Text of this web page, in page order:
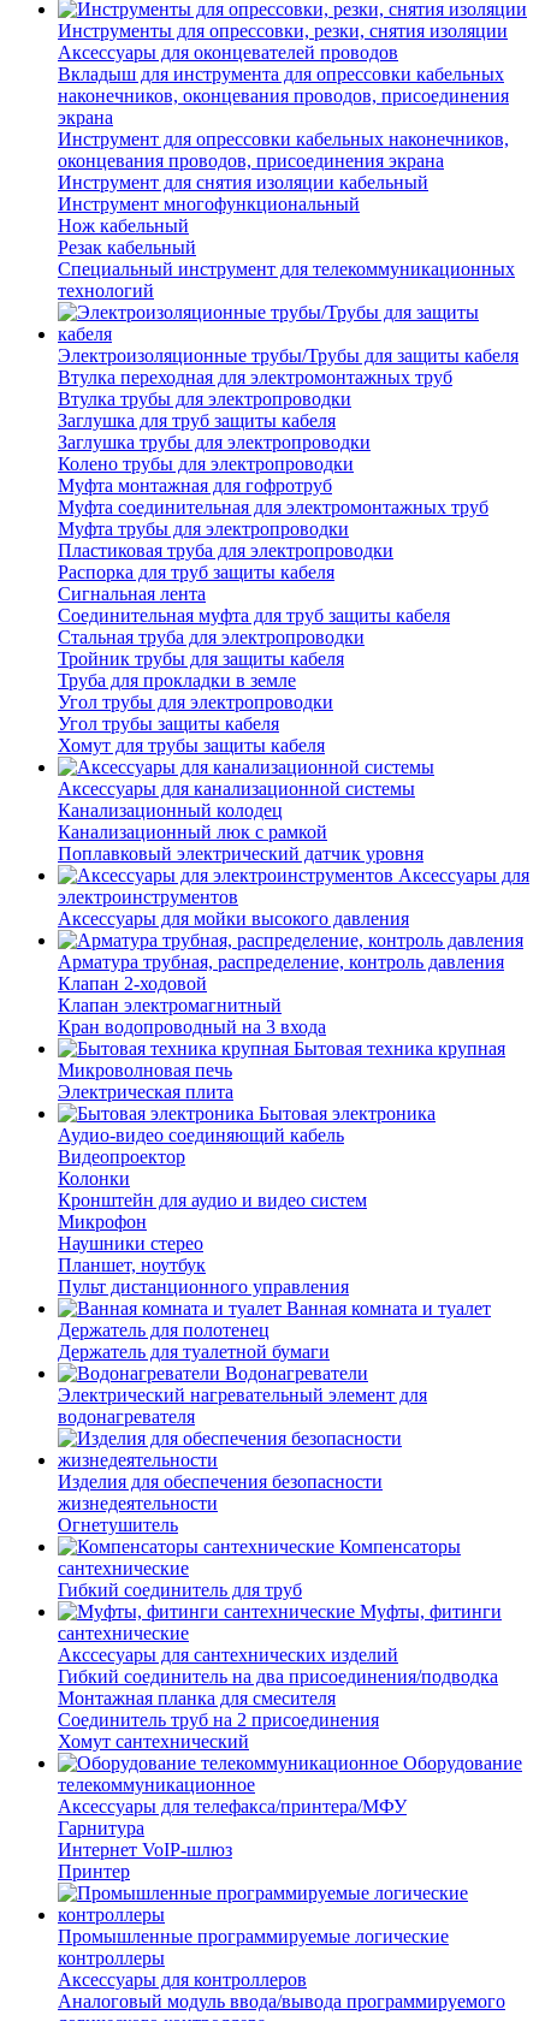
Инструменты для опрессовки, резки, снятия изоляции
Аксессуары для оконцевателей проводов
Вкладыш для инструмента для опрессовки кабельных
наконечников, оконцевания проводов, присоединения
экрана
Инструмент для опрессовки кабельных наконечников,
оконцевания проводов, присоединения экрана
Инструмент для снятия изоляции кабельный
Инструмент многофункциональный
Нож кабельный
Резак кабельный
Специальный инструмент для телекоммуникационных
технологий
Электроизоляционные трубы/Трубы для защиты кабеля
Втулка переходная для электромонтажных труб
Втулка трубы для электропроводки
Заглушка для труб защиты кабеля
Заглушка трубы для электропроводки
Колено трубы для электропроводки
Муфта монтажная для гофротруб
Муфта соединительная для электромонтажных труб
Муфта трубы для электропроводки
Пластиковая труба для электропроводки
Распорка для труб защиты кабеля
Сигнальная лента
Соединительная муфта для труб защиты кабеля
Стальная труба для электропроводки
Тройник трубы для защиты кабеля
Труба для прокладки в земле
Угол трубы для электропроводки
Угол трубы защиты кабеля
Хомут для трубы защиты кабеля
Аксессуары для канализационной системы
Канализационный колодец
Канализационный люк с рамкой
Поплавковый электрический датчик уровня
Аксессуары для
электроинструментов
Аксессуары для мойки высокого давления
Арматура трубная, распределение, контроль давления
Клапан 2-ходовой
Клапан электромагнитный
Кран водопроводный на 3 входа
Бытовая техника крупная
Микроволновая печь
Электрическая плита
Бытовая электроника
Аудио-видео соединяющий кабель
Видеопроектор
Колонки
Кронштейн для аудио и видео систем
Микрофон
Наушники стерео
Планшет, ноутбук
Пульт дистанционного управления
Ванная комната и туалет
Держатель для полотенец
Держатель для туалетной бумаги
Водонагреватели
Электрический нагревательный элемент для
водонагревателя
Изделия для обеспечения безопасности
жизнедеятельности
Огнетушитель
Компенсаторы
сантехнические
Гибкий соединитель для труб
Муфты, фитинги
сантехнические
Акссесуары для сантехнических изделий
Гибкий соединитель на два присоединения/подводка
Монтажная планка для смесителя
Соединитель труб на 2 присоединения
Хомут сантехнический
Оборудование
телекоммуникационное
Аксессуары для телефакса/принтера/МФУ
Гарнитура
Интернет VoIP-шлюз
Принтер
Промышленные программируемые логические
контроллеры
Аксессуары для контроллеров
Аналоговый модуль ввода/вывода программируемого